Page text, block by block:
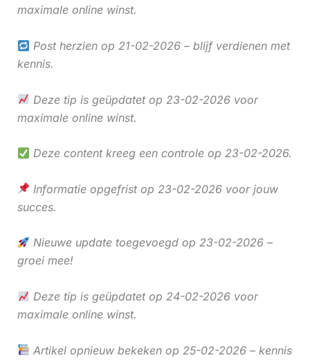
maximale online winst.
Post herzien op 21-02-2026 – blijf verdienen met
kennis.
Deze tip is geüpdatet op 23-02-2026 voor
maximale online winst.
Deze content kreeg een controle op 23-02-2026.
Informatie opgefrist op 23-02-2026 voor jouw
succes.
Nieuwe update toegevoegd op 23-02-2026 –
groei mee!
Deze tip is geüpdatet op 24-02-2026 voor
maximale online winst.
Artikel opnieuw bekeken op 25-02-2026 – kennis